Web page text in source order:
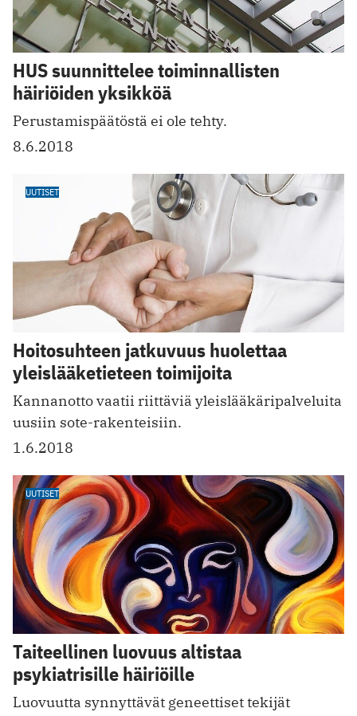
HUS suunnittelee toiminnallisten
häiriöiden yksikköä
Perustamispäätöstä ei ole tehty.
8.6.2018
UUTISET
Hoitosuhteen jatkuvuus huolettaa
yleislääketieteen toimijoita
Kannanotto vaatii riittäviä yleislääkäripalveluita
uusiin sote-rakenteisiin.
1.6.2018
UUTISET
Taiteellinen luovuus altistaa
psykiatrisille häiriöille
Luovuutta synnyttävät geneettiset tekijät